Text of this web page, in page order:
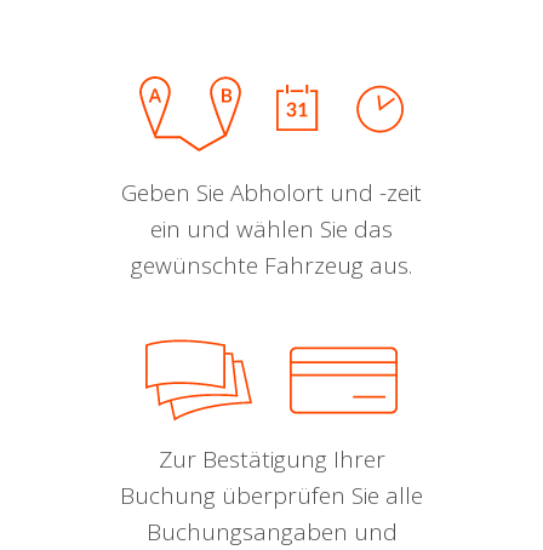
Geben Sie Abholort und -zeit
ein und wählen Sie das
gewünschte Fahrzeug aus.
Zur Bestätigung Ihrer
Buchung überprüfen Sie alle
Buchungsangaben und